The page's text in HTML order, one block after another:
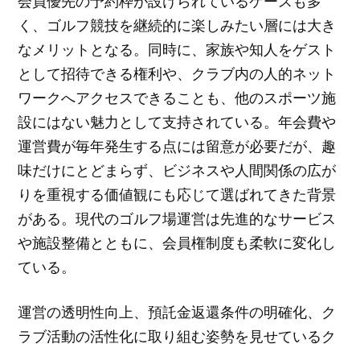
く、ゴルフ競技を継続的に楽しみたい層には大き
なメリットとなる。同時に、家族や知人をゲスト
として招待できる権利や、クラブ内の人的ネット
ワークへアクセスできることも、他のスポーツ施
設にはない魅力として支持されている。年会費や
運営費が毎年発生する点には留意が必要だが、趣
味だけにとどまらず、ビジネスや人間関係の広が
りを重視する価値観にも応じて選ばれてきた背景
がある。現代のゴルフ場運営は先進的なサービス
や施設整備とともに、会員権制度も柔軟に変化し
ている。
運営の透明性向上、預託金返還条件の明確化、ク
ラブ活動の活性化に取り組む姿勢を見せているク